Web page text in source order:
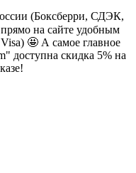
(Боксберри, СДЭК,
на сайте удобным
🤩 А самое главное
доступна скидка 5% на